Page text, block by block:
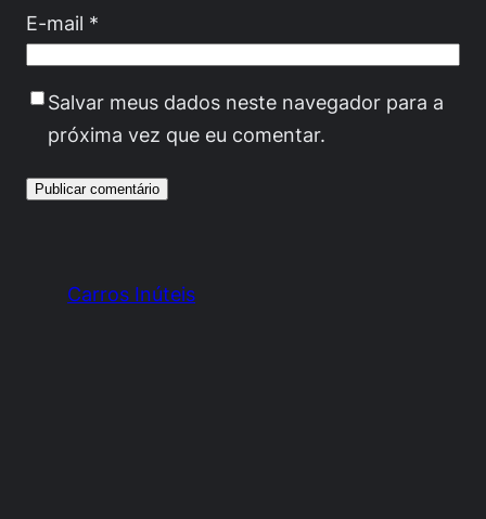
E-mail *
Salvar meus dados neste navegador para a
próxima vez que eu comentar.
Carros Inúteis